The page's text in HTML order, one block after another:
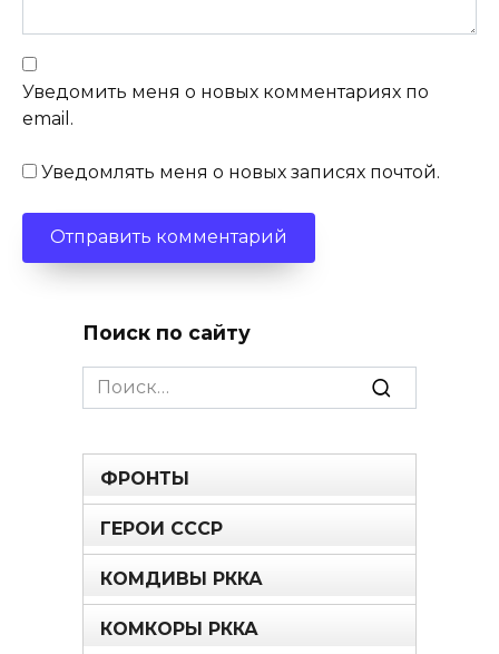
Уведомить меня о новых комментариях по
email.
Уведомлять меня о новых записях почтой.
Поиск по сайту
Search
for:
ФРОНТЫ
ГЕРОИ СССР
КОМДИВЫ РККА
КОМКОРЫ РККА